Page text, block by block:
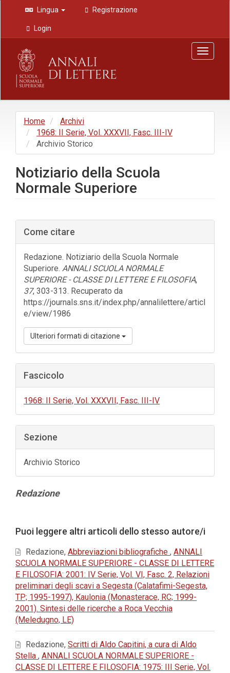
Navigazione
principale
Contenuto
principale
Barra
laterale
Lingua Registrazione
Login
Toggle
Home
Archivi
1968: II Serie, Vol. XXXVII, Fasc. III-IV
Archivio Storico
Notiziario della Scuola
Normale Superiore
Barra
laterale
dell'articolo
Come citare
Redazione. Notiziario della Scuola Normale
Superiore. ANNALI SCUOLA NORMALE
SUPERIORE - CLASSE DI LETTERE E FILOSOFIA,
37, 303-313. Recuperato da
https://journals.sns.it/index.php/annalilettere/articl
e/view/1986
Ulteriori formati di citazione
Fascicolo
1968: II Serie, Vol. XXXVII, Fasc. III-IV
Sezione
Archivio Storico
Contenuto
Redazione
dell'articolo
Puoi leggere altri articoli dello stesso autore/i
Redazione, Abbreviazioni bibliografiche , ANNALI
SCUOLA NORMALE SUPERIORE - CLASSE DI LETTERE
E FILOSOFIA: 2001: IV Serie, Vol. VI, Fasc. 2, Relazioni
preliminari degli scavi a Segesta (Calatafimi-Segesta,
TP; 1995-1997), Kaulonia (Monasterace, RC; 1999-
2001). Sintesi delle ricerche a Roca Vecchia
(Meledugno, LE)
Redazione, Scritti di Aldo Capitini, a cura di Aldo
Stella , ANNALI SCUOLA NORMALE SUPERIORE -
CLASSE DI LETTERE E FILOSOFIA: 1975: III Serie, Vol.